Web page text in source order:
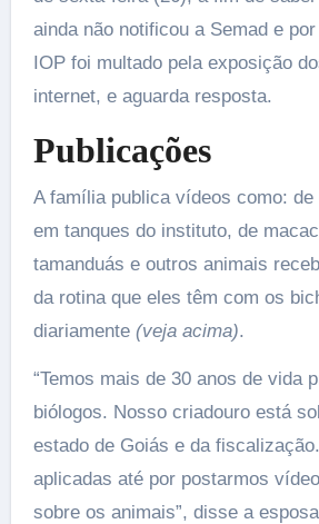
ainda não notificou a Semad e
IOP foi multado pela exposição
internet, e aguarda resposta.
Publicações
A família publica vídeos como: de
em tanques do instituto, de
tamanduás e outros animais
da rotina que eles têm com os
diariamente (veja acima).
“Temos mais de 30 anos de vida
biólogos. Nosso criadouro está
estado de Goiás e da
aplicadas até por postarmos
sobre os animais”, disse a